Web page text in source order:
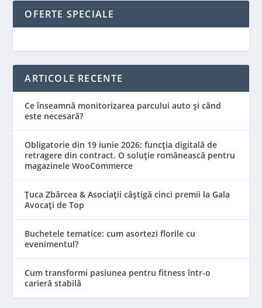
OFERTE SPECIALE
ARTICOLE RECENTE
Ce înseamnă monitorizarea parcului auto și când
este necesară?
Obligatorie din 19 iunie 2026: funcția digitală de
retragere din contract. O soluție românească pentru
magazinele WooCommerce
Țuca Zbârcea & Asociații câștigă cinci premii la Gala
Avocați de Top
Buchetele tematice: cum asortezi florile cu
evenimentul?
Cum transformi pasiunea pentru fitness într-o
carieră stabilă